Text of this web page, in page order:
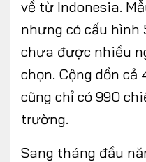
về từ Indonesia.
nhưng có cấu hình
chưa được nhiều
chọn. Cộng dồn cả
cũng chỉ có 990
trường.
Sang tháng đầu